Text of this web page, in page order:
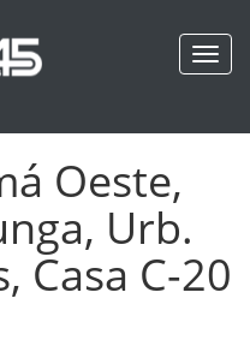
Oeste,
Urb.
Casa C-20